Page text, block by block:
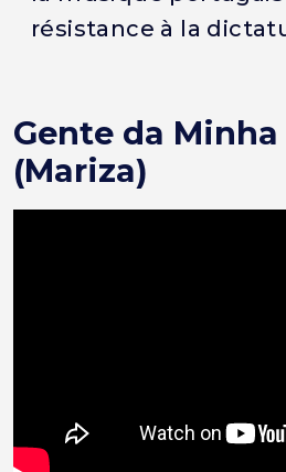
résistance à la
Gente da Minha
(Mariza)